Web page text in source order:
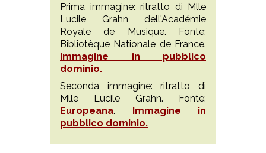
Prima immagine: ritratto di Mlle
Lucile Grahn dell'Académie
Royale de Musique. Fonte:
Bibliotèque Nationale de France.
Immagine in pubblico
dominio.
Seconda immagine: ritratto di
Mlle Lucile Grahn. Fonte:
Europeana. Immagine in
pubblico dominio.